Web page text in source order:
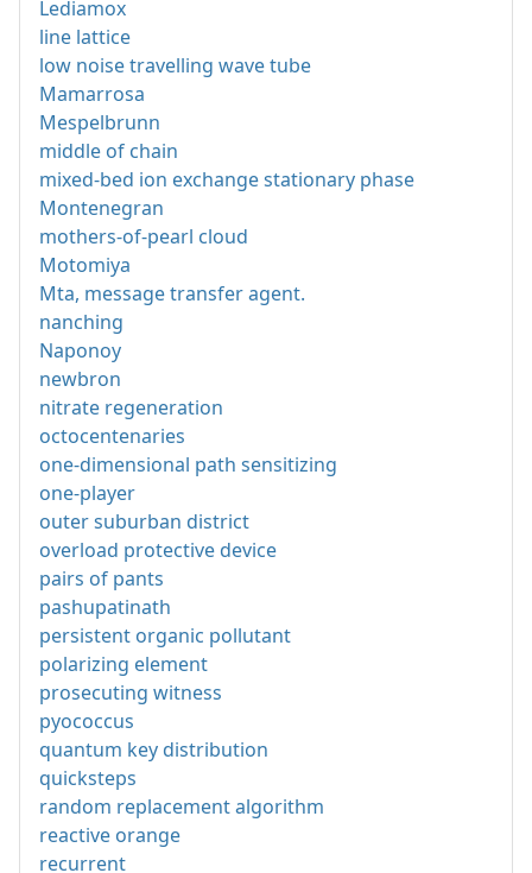
Lediamox
line lattice
low noise travelling wave tube
Mamarrosa
Mespelbrunn
middle of chain
mixed-bed ion exchange stationary phase
Montenegran
mothers-of-pearl cloud
Motomiya
Mta, message transfer agent.
nanching
Naponoy
newbron
nitrate regeneration
octocentenaries
one-dimensional path sensitizing
one-player
outer suburban district
overload protective device
pairs of pants
pashupatinath
persistent organic pollutant
polarizing element
prosecuting witness
pyococcus
quantum key distribution
quicksteps
random replacement algorithm
reactive orange
recurrent